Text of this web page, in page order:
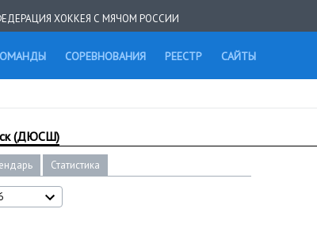
ХОККЕЯ С МЯЧОМ РОССИИ
СОРЕВНОВАНИЯ РЕЕСТР САЙТЫ
(ДЮСШ)
Статистика